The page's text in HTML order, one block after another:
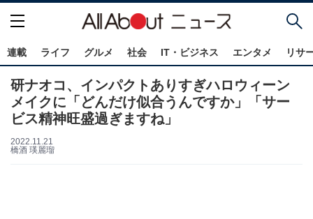
連載 ライフ グルメ 社会 IT・ビジネス エンタメ リサ
研ナオコ、インパクトありすぎハロウィーン
メイクに「どんだけ似合うんですか」「サー
ビス精神旺盛過ぎますね」
2022.11.21
橋酒 瑛麗瑠